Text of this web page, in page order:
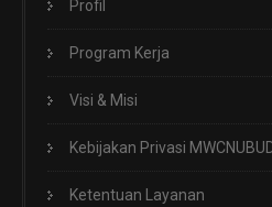
Profil
Program Kerja
Visi & Misi
Kebijakan Privasi
Ketentuan Layanan